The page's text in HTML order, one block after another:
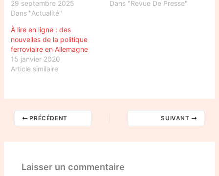
29 septembre 2025
Dans "Actualité"
Dans "Revue De Presse"
À lire en ligne : des
nouvelles de la politique
ferroviaire en Allemagne
15 janvier 2020
Article similaire
PRÉCÉDENT SUIVANT
Laisser un commentaire